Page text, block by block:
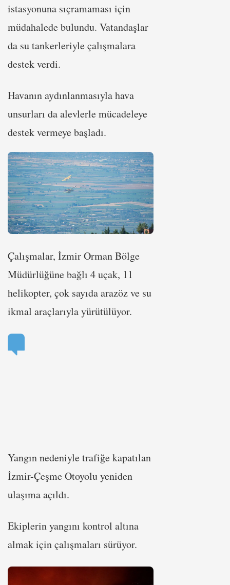
istasyonuna sıçramaması için
müdahalede bulundu. Vatandaşlar
da su tankerleriyle çalışmalara
destek verdi.
Havanın aydınlanmasıyla hava
unsurları da alevlerle mücadeleye
destek vermeye başladı.
Çalışmalar, İzmir Orman Bölge
Müdürlüğüne bağlı 4 uçak, 11
helikopter, çok sayıda arazöz ve su
ikmal araçlarıyla yürütülüyor.
Yangın nedeniyle trafiğe kapatılan
İzmir-Çeşme Otoyolu yeniden
ulaşıma açıldı.
Ekiplerin yangını kontrol altına
almak için çalışmaları sürüyor.